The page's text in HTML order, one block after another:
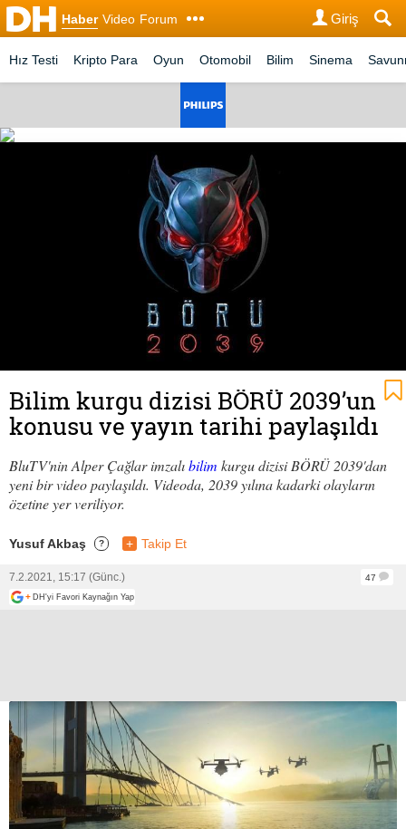
Haber Video Forum Giriş
Hız Testi Kripto Para Oyun Otomobil Bilim Sinema
Bilim kurgu dizisi BÖRÜ 2039’un
konusu ve yayın tarihi paylaşıldı
BluTV'nin Alper Çağlar imzalıbilim kurgu dizisi BÖRÜ 2039'dan
yeni bir video paylaşıldı. Videoda, 2039 yılına kadarki olayların
özetine yer veriliyor.
Yusuf Akbaş ? + Takip Et
7.2.2021, 15:17 (Günc.)
47
+ DH'yi Favori Kaynağın Yap